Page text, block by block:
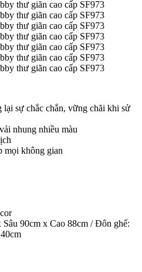
lại sự chắc chắn, vững chãi khi sử
nhung nhiều màu
mọi không gian
90cm x Cao 88cm / Đôn ghế: